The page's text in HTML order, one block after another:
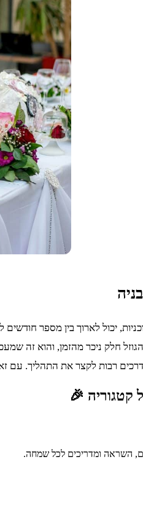
יכול לארוך בין מספר
חלק ניכר מהזמן, והוא זה
רבות לקצר את התהליך. עם
קטגוריה 🎉
השראה ומדריכים לכל שמחה.